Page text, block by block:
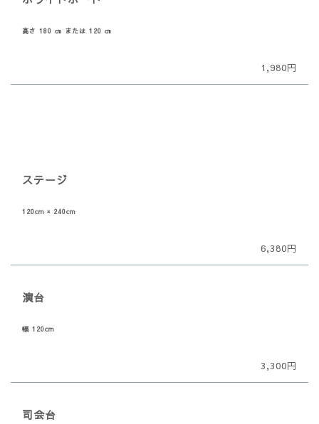
高さ 180 ㎝ または 120 ㎝
1,980円
ステージ
120cm × 240cm
6,380円
演台
幅 120cm
3,300円
司会台